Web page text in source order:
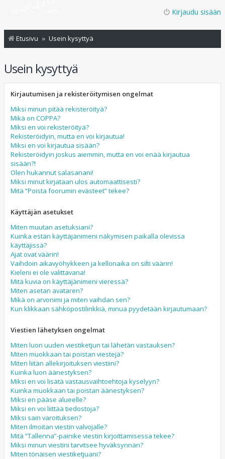
Kirjaudu sisään
Etusivu Usein kysyttyä
Usein kysyttyä
Kirjautumisen ja rekisteröitymisen ongelmat
Miksi minun pitää rekisteröityä?
Mikä on COPPA?
Miksi en voi rekisteröityä?
Rekisteröidyin, mutta en voi kirjautua!
Miksi en voi kirjautua sisään?
Rekisteröidyin joskus aiemmin, mutta en voi enää kirjautua
sisään?!
Olen hukannut salasanani!
Miksi minut kirjataan ulos automaattisesti?
Mitä “Poista foorumin evästeet” tekee?
Käyttäjän asetukset
Miten muutan asetuksiani?
Kuinka estän käyttäjänimeni näkymisen paikalla olevissa
käyttäjissä?
Ajat ovat väärin!
Vaihdoin aikavyöhykkeen ja kellonaika on silti väärin!
Kieleni ei ole valittavana!
Mitä kuvia on käyttäjänimeni vieressä?
Miten asetan avataren?
Mikä on arvonimi ja miten vaihdan sen?
Kun klikkaan sähköpostilinkkiä, minua pyydetään kirjautumaan?
Viestien lähetyksen ongelmat
Miten luon uuden viestiketjun tai lähetän vastauksen?
Miten muokkaan tai poistan viestejä?
Miten liitän allekirjoituksen viestiini?
Kuinka luon äänestyksen?
Miksi en voi lisätä vastausvaihtoehtoja kyselyyn?
Kuinka muokkaan tai poistan äänestyksen?
Miksi en pääse alueelle?
Miksi en voi liittää tiedostoja?
Miksi sain varoituksen?
Miten ilmoitan viestin valvojalle?
Mitä “Tallenna”-painike viestin kirjoittamisessa tekee?
Miksi minun viestini tarvitsee hyväksynnän?
Miten tönäisen viestiketjuani?